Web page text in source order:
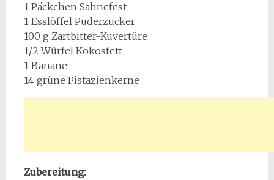
1 Päckchen Sahnefest
1 Esslöffel Puderzucker
100 g Zartbitter-Kuvertüre
1/2 Würfel Kokosfett
1 Banane
14 grüne Pistazienkerne
Zubereitung: